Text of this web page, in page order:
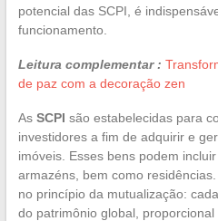
potencial das SCPI, é
funcionamento.
Leitura complementar :
de paz com a decoração zen
As SCPI são estabelecidas para
investidores a fim de adquirir e
imóveis. Esses bens podem
armazéns, bem como
no princípio da mutualização:
do patrimônio global,